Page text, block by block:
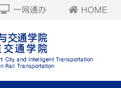
一网通办 HOME